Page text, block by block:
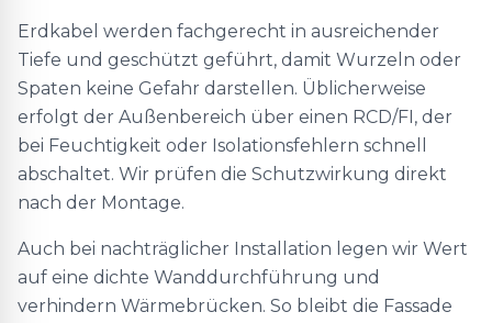
Erdkabel werden fachgerecht in ausreichender
Tiefe und geschützt geführt, damit Wurzeln oder
Spaten keine Gefahr darstellen. Üblicherweise
erfolgt der Außenbereich über einen RCD/FI, der
bei Feuchtigkeit oder Isolationsfehlern schnell
abschaltet. Wir prüfen die Schutzwirkung direkt
nach der Montage.
Auch bei nachträglicher Installation legen wir Wert
auf eine dichte Wanddurchführung und
verhindern Wärmebrücken. So bleibt die Fassade